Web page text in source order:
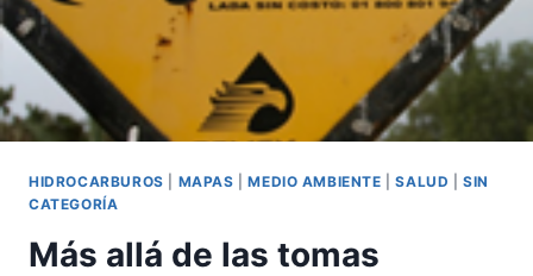
EN
EL
SURESTE
DE
HIDROCARBUROS MAPAS |MEDIO AMBIENTE |SALUD |SIN
CATEGORÍA
Más allá de las tomas